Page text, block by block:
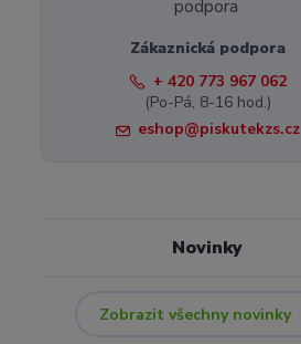
Zákaznická podpora
+ 420 773 967 062
(Po-Pá, 8-16 hod.)
eshop@piskutekzs.cz
Novinky
Zobrazit všechny novinky